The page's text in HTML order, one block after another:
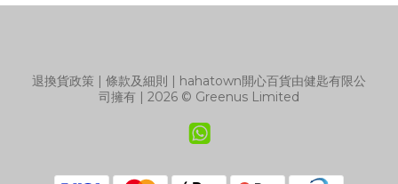
退換貨政策 | 條款及細則 | hahatown開心百貨由健匙有限公
司擁有 | 2026 © Greenus Limited